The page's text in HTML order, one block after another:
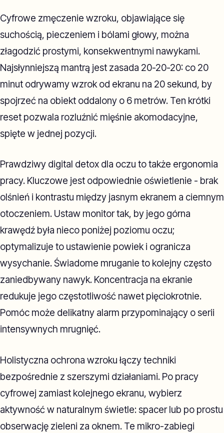
Cyfrowe zmęczenie wzroku, objawiające się
suchością, pieczeniem i bólami głowy, można
złagodzić prostymi, konsekwentnymi nawykami.
Najsłynniejszą mantrą jest zasada 20-20-20: co 20
minut odrywamy wzrok od ekranu na 20 sekund, by
spojrzeć na obiekt oddalony o 6 metrów. Ten krótki
reset pozwala rozluźnić mięśnie akomodacyjne,
spięte w jednej pozycji.
Prawdziwy digital detox dla oczu to także ergonomia
pracy. Kluczowe jest odpowiednie oświetlenie - brak
olśnień i kontrastu między jasnym ekranem a ciemnym
otoczeniem. Ustaw monitor tak, by jego górna
krawędź była nieco poniżej poziomu oczu;
optymalizuje to ustawienie powiek i ogranicza
wysychanie. Świadome mruganie to kolejny często
zaniedbywany nawyk. Koncentracja na ekranie
redukuje jego częstotliwość nawet pięciokrotnie.
Pomóc może delikatny alarm przypominający o serii
intensywnych mrugnięć.
Holistyczna ochrona wzroku łączy techniki
bezpośrednie z szerszymi działaniami. Po pracy
cyfrowej zamiast kolejnego ekranu, wybierz
aktywność w naturalnym świetle: spacer lub po prostu
obserwację zieleni za oknem. Te mikro-zabiegi